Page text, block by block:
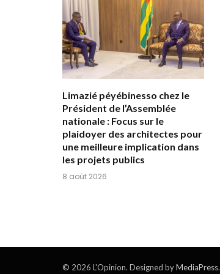
Limazié péyébinesso chez le
Président de l’Assemblée
nationale : Focus sur le
plaidoyer des architectes pour
une meilleure implication dans
les projets publics
8 août 2026
© 2026 L'Opinion. Designed byMediaPress.